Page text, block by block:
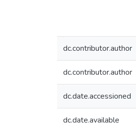
dc.contributor.author
dc.contributor.author
dc.date.accessioned
dc.date.available